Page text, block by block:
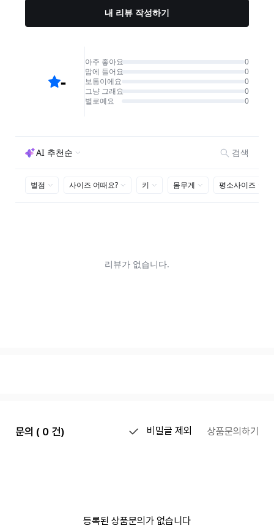
문의 ( 0 건) 비밀글 제외 상품문의하기
등록된 상품문의가 없습니다